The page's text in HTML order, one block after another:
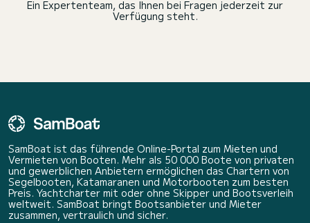
Ein Expertenteam, das Ihnen bei Fragen jederzeit zur
Verfügung steht.
SamBoat ist das führende Online-Portal zum Mieten und
Vermieten von Booten. Mehr als 50 000 Boote von privaten
und gewerblichen Anbietern ermöglichen das Chartern von
Segelbooten, Katamaranen und Motorbooten zum besten
Preis. Yachtcharter mit oder ohne Skipper und Bootsverleih
weltweit. SamBoat bringt Bootsanbieter und Mieter
zusammen, vertraulich und sicher.